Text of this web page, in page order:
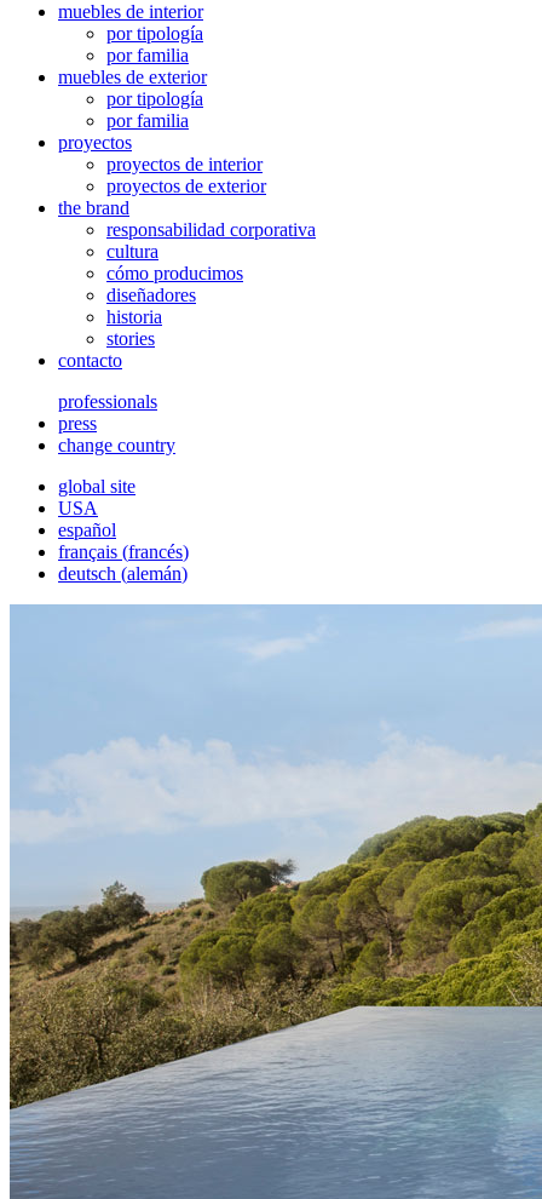
muebles de interior
por tipología
por familia
muebles de exterior
por tipología
por familia
proyectos
proyectos de interior
proyectos de exterior
the brand
responsabilidad corporativa
cultura
cómo producimos
diseñadores
historia
stories
contacto
professionals
press
change country
global site
USA
español
français (francés)
deutsch (alemán)